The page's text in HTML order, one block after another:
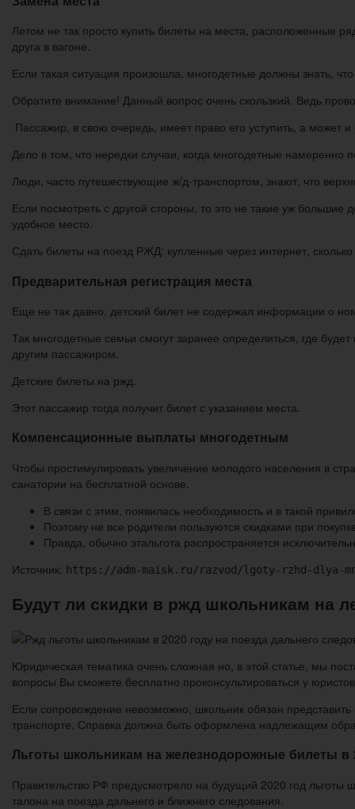
Летом не так просто купить билеты на места, расположенные
друга в вагоне.
Если такая ситуация произошла, многодетные должны знать,
Обратите внимание! Данный вопрос очень скользкий. Ведь
Пассажир, в свою очередь, имеет право его уступить, а может
Дело в том, что нередки случаи, когда многодетные
Люди, часто путешествующие ж/д-транспортом, знают, что
Если посмотреть с другой стороны, то это не такие уж
удобное место.
Сдать билеты на поезд РЖД: купленные через интернет,
Предварительная регистрация места
Еще не так давно, детский билет не содержал информации о
Так многодетные семьи смогут заранее определиться, где
другим пассажиром.
Детские билеты на ржд.
Этот пассажир тогда получит билет с указанием места.
Компенсационные выплаты многодетным
Чтобы простимулировать увеличение молодого населения в
санатории на бесплатной основе.
В связи с этим, появилась необходимость и в такой
Поэтому не все родители пользуются скидками при
Правда, обычно этальгота распространяется
Источник: https://adm-maisk.ru/razvod/lgoty-rzhd-dlya-
Будут ли скидки в ржд школьникам на
Юридическая тематика очень сложная но, в этой статье, мы
вопросы Вы сможете бесплатно проконсультироваться у
Если сопровождение невозможно, школьник обязан
транспорте. Справка должна быть оформлена надлежащим
Льготы школьникам на железнодорожные билеты в
Правительство РФ предусмотрело на будущий 2020 год льготы
талона на поезда дальнего и ближнего следования.